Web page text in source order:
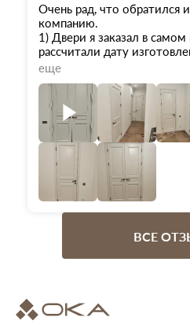
Очень рад, что обратился
компанию.
1) Двери я заказал в
рассчитали дату
не подвело.
2) Само качество в дверей
покраска, и геометрия.
3) Цена (тем более, что
У меня были
не была болезненной.
4) Персонал - это
до конца я реально
общения и процесса!
Светлана - чудесный
технические моменты;
Артур - мега-установщик,
все, что требовалось!
еще
ВСЕ